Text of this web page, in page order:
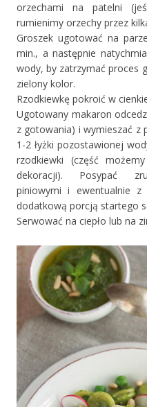
orzechami na patelni
rumienimy orzechy przez
Groszek ugotować na
min., a następnie
wody, by zatrzymać proces
zielony kolor.
Rzodkiewkę pokroić w
Ugotowany makaron
z gotowania) i wymieszać z
1-2 łyżki pozostawionej
rzodkiewki (część
dekoracji). Posypać
piniowymi i ewentualnie z
dodatkową porcją startego
Serwować na ciepło lub na